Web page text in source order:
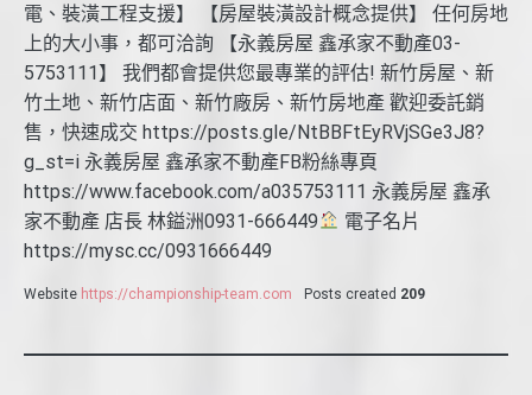
電、裝潢工程支援】 【房屋裝潢設計概念提供】 任何房地
上的大小事，都可洽詢 【永義房屋 鑫承家不動產03-
5753111】 我們都會提供您最專業的評估! 新竹房屋、新
竹土地、新竹店面、新竹廠房、新竹房地產 歡迎委託銷
售，快速成交 https://posts.gle/NtBBFtEyRVjSGe3J8?
g_st=i 永義房屋 鑫承家不動產FB粉絲專頁
https://www.facebook.com/a035753111 永義房屋 鑫承
家不動產 店長 林鎰洲0931-666449
電子名片
https://mysc.cc/0931666449
Website https://championship-team.com Posts created 209